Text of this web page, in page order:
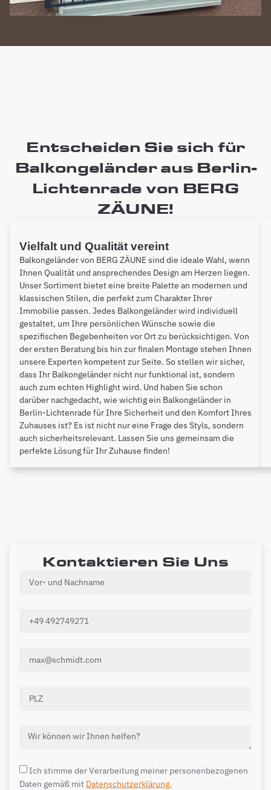
Entscheiden Sie sich für
Balkongeländer aus Berlin-
Lichtenrade von BERG
ZÄUNE!
Vielfalt und Qualität vereint
Balkongeländer von BERG ZÄUNE sind die ideale Wahl, wenn
Ihnen Qualität und ansprechendes Design am Herzen liegen.
Unser Sortiment bietet eine breite Palette an modernen und
klassischen Stilen, die perfekt zum Charakter Ihrer
Immobilie passen. Jedes Balkongeländer wird individuell
gestaltet, um Ihre persönlichen Wünsche sowie die
spezifischen Begebenheiten vor Ort zu berücksichtigen. Von
der ersten Beratung bis hin zur finalen Montage stehen Ihnen
unsere Experten kompetent zur Seite. So stellen wir sicher,
dass Ihr Balkongeländer nicht nur funktional ist, sondern
auch zum echten Highlight wird. Und haben Sie schon
darüber nachgedacht, wie wichtig ein Balkongeländer in
Berlin-Lichtenrade für Ihre Sicherheit und den Komfort Ihres
Zuhauses ist? Es ist nicht nur eine Frage des Styls, sondern
auch sicherheitsrelevant. Lassen Sie uns gemeinsam die
perfekte Lösung für Ihr Zuhause finden!
Kontaktieren Sie Uns
Ich stimme der Verarbeitung meiner personenbezogenen
Daten gemäß mit Datenschutzerklärung.